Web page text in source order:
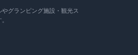
グランピング施設・観光ス